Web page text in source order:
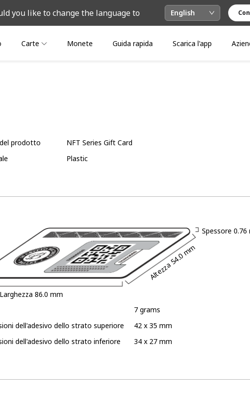
you like to change the language to English
Carte Monete Guida rapida Scarica l'app
prodotto
NFT Series Gift Card
Plastic
Larghezza 86.0 mm
Altezza
54.0 mm
Spessore 0.76
dell'adesivo dello strato superiore
dell'adesivo dello strato inferiore
7 grams
42 x 35 mm
34 x 27 mm